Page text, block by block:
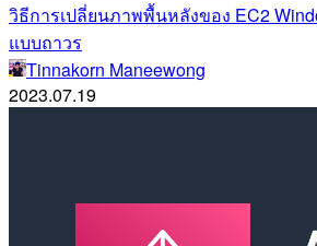
วิธีการเปลี่ยนภาพพื้นหลังของ EC2
แบบถาวร
Tinnakorn Maneewong
2023.07.19